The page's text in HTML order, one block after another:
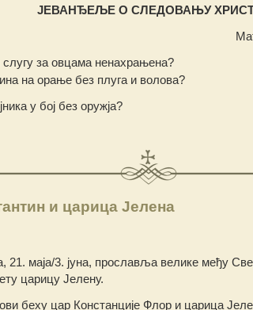
ЈЕВАНЂЕЉЕ О СЛЕДОВАЊУ
за овцама ненахрањена?
на орање без плуга и волова?
у бој без оружја?
и царица Јелена
21. маја/3. јуна, прославља велике међу
цaрицу Јелену.
беху цар Констанције Флор и царица